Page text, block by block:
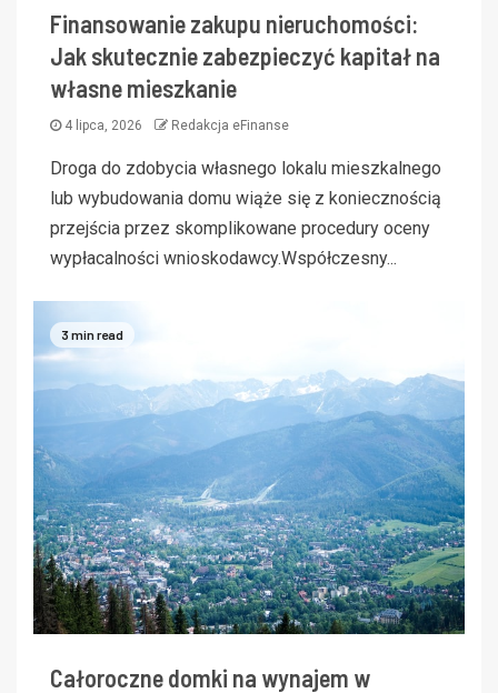
Finansowanie zakupu nieruchomości:
Jak skutecznie zabezpieczyć kapitał na
własne mieszkanie
4 lipca, 2026 Redakcja eFinanse
Droga do zdobycia własnego lokalu mieszkalnego
lub wybudowania domu wiąże się z koniecznością
przejścia przez skomplikowane procedury oceny
wypłacalności wnioskodawcy.Współczesny...
3 min read
Całoroczne domki na wynajem w